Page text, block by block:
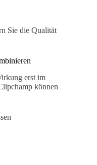
Sie die Qualität
erst im
können